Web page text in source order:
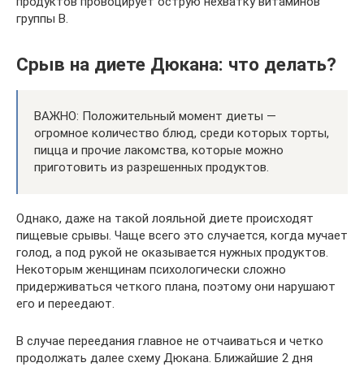
группы B.
Срыв на диете Дюкана: что делать?
ВАЖНО: Положительный момент диеты —
огромное количество блюд, среди которых торты,
пицца и прочие лакомства, которые можно
приготовить из разрешенных продуктов.
Однако, даже на такой лояльной диете происходят
пищевые срывы. Чаще всего это случается, когда мучает
голод, а под рукой не оказывается нужных продуктов.
Некоторым женщинам психологически сложно
придерживаться четкого плана, поэтому они нарушают
его и переедают.
В случае переедания главное не отчаиваться и четко
продолжать далее схему Дюкана. Ближайшие 2 дня